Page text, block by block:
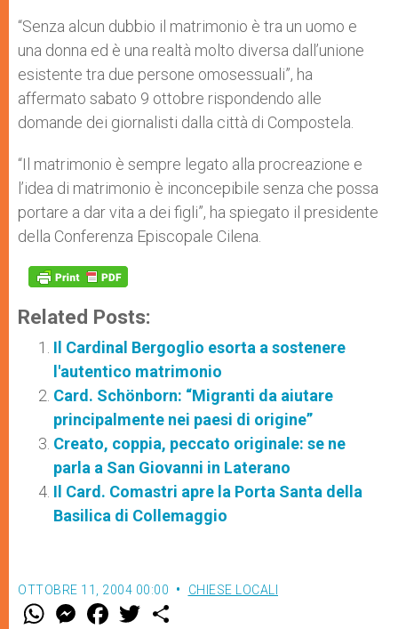
“Senza alcun dubbio il matrimonio è tra un uomo e
una donna ed è una realtà molto diversa dall’unione
esistente tra due persone omosessuali”, ha
affermato sabato 9 ottobre rispondendo alle
domande dei giornalisti dalla città di Compostela.
“Il matrimonio è sempre legato alla procreazione e
l’idea di matrimonio è inconcepibile senza che possa
portare a dar vita a dei figli”, ha spiegato il presidente
della Conferenza Episcopale Cilena.
Related Posts:
Il Cardinal Bergoglio esorta a sostenere
l'autentico matrimonio
Card. Schönborn: “Migranti da aiutare
principalmente nei paesi di origine”
Creato, coppia, peccato originale: se ne
parla a San Giovanni in Laterano
Il Card. Comastri apre la Porta Santa della
Basilica di Collemaggio
OTTOBRE 11, 2004 00:00 CHIESE LOCALI
W M
e
F
a w